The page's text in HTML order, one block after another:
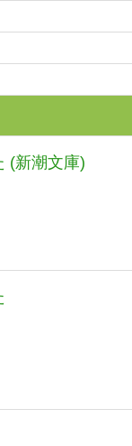
(新潮文庫)